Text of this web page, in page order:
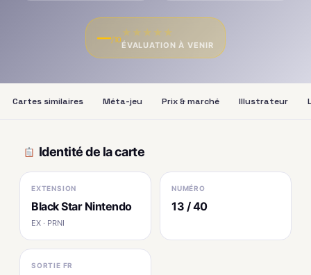
—/10
★ ★ ★ ★ ★
ÉVALUATION À VENIR
Cartes similaires Méta-jeu Prix & marché Illustrateur
Identité de la carte
EXTENSION
Black Star Nintendo
EX · PRNI
NUMÉRO
13 / 40
SORTIE FR